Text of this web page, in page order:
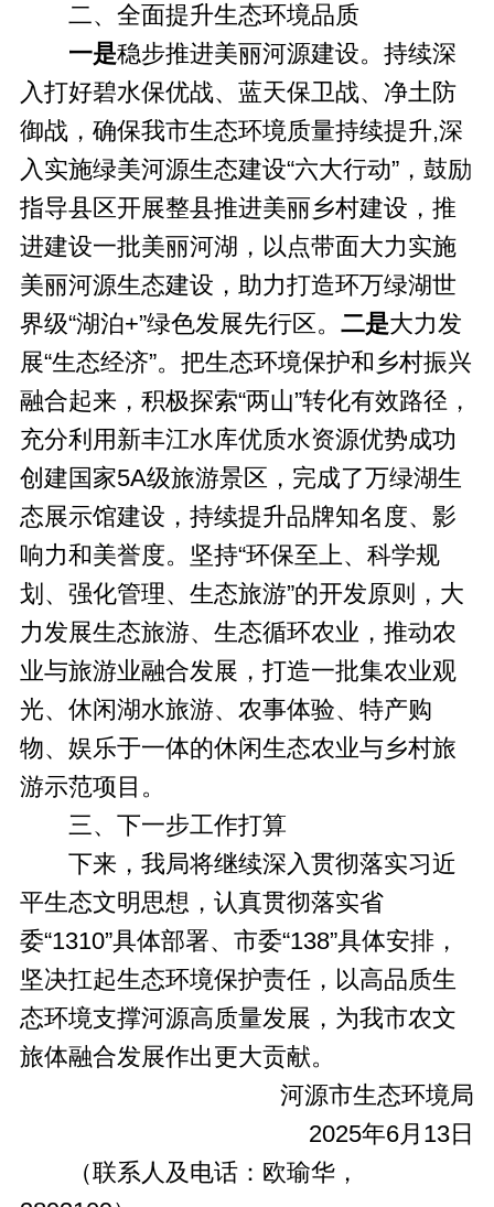
二、全面提升生态环境品质
一是稳步推进美丽河源建设。持续深
入打好碧水保优战、蓝天保卫战、净土防
御战，确保我市生态环境质量持续提升,深
入实施绿美河源生态建设“六大行动”，鼓励
指导县区开展整县推进美丽乡村建设，推
进建设一批美丽河湖，以点带面大力实施
美丽河源生态建设，助力打造环万绿湖世
界级“湖泊+”绿色发展先行区。 二是大力发
展“生态经济”。把生态环境保护和乡村振兴
融合起来，积极探索“两山”转化有效路径，
充分利用新丰江水库优质水资源优势成功
创建国家5A级旅游景区，完成了万绿湖生
态展示馆建设，持续提升品牌知名度、影
响力和美誉度。坚持“环保至上、科学规
划、强化管理、生态旅游”的开发原则，大
力发展生态旅游、生态循环农业，推动农
业与旅游业融合发展，打造一批集农业观
光、休闲湖水旅游、农事体验、特产购
物、娱乐于一体的休闲生态农业与乡村旅
游示范项目。
三、下一步工作打算
下来，我局将继续深入贯彻落实习近
平生态文明思想，认真贯彻落实省
委“1310”具体部署、市委“138”具体安排，
坚决扛起生态环境保护责任，以高品质生
态环境支撑河源高质量发展，为我市农文
旅体融合发展作出更大贡献。
河源市生态环境局
2025年6月13日
（联系人及电话：欧瑜华，